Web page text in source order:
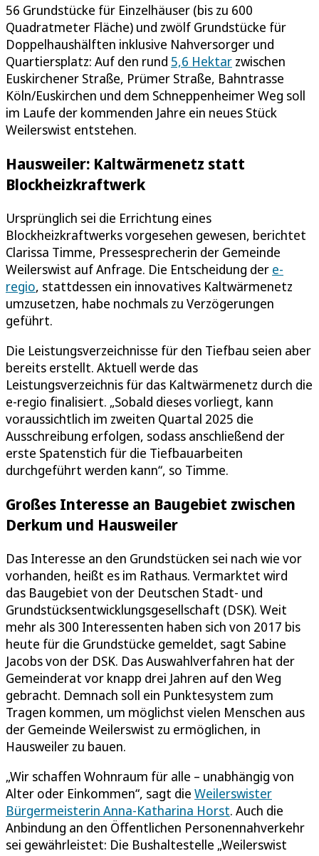
56 Grundstücke für Einzelhäuser (bis zu 600
Quadratmeter Fläche) und zwölf Grundstücke für
Doppelhaushälften inklusive Nahversorger und
Quartiersplatz: Auf den rund 5,6 Hektar zwischen
Euskirchener Straße, Prümer Straße, Bahntrasse
Köln/Euskirchen und dem Schneppenheimer Weg soll
im Laufe der kommenden Jahre ein neues Stück
Weilerswist entstehen.
Hausweiler: Kaltwärmenetz statt
Blockheizkraftwerk
Ursprünglich sei die Errichtung eines
Blockheizkraftwerks vorgesehen gewesen, berichtet
Clarissa Timme, Pressesprecherin der Gemeinde
Weilerswist auf Anfrage. Die Entscheidung der e-
regio, stattdessen ein innovatives Kaltwärmenetz
umzusetzen, habe nochmals zu Verzögerungen
geführt.
Die Leistungsverzeichnisse für den Tiefbau seien aber
bereits erstellt. Aktuell werde das
Leistungsverzeichnis für das Kaltwärmenetz durch die
e-regio finalisiert. „Sobald dieses vorliegt, kann
voraussichtlich im zweiten Quartal 2025 die
Ausschreibung erfolgen, sodass anschließend der
erste Spatenstich für die Tiefbauarbeiten
durchgeführt werden kann“, so Timme.
Großes Interesse an Baugebiet zwischen
Derkum und Hausweiler
Das Interesse an den Grundstücken sei nach wie vor
vorhanden, heißt es im Rathaus. Vermarktet wird
das Baugebiet von der Deutschen Stadt- und
Grundstücksentwicklungsgesellschaft (DSK). Weit
mehr als 300 Interessenten haben sich von 2017 bis
heute für die Grundstücke gemeldet, sagt Sabine
Jacobs von der DSK. Das Auswahlverfahren hat der
Gemeinderat vor knapp drei Jahren auf den Weg
gebracht. Demnach soll ein Punktesystem zum
Tragen kommen, um möglichst vielen Menschen aus
der Gemeinde Weilerswist zu ermöglichen, in
Hausweiler zu bauen.
„Wir schaffen Wohnraum für alle – unabhängig von
Alter oder Einkommen“, sagt die Weilerswister
Bürgermeisterin Anna-Katharina Horst. Auch die
Anbindung an den Öffentlichen Personennahverkehr
sei gewährleistet: Die Bushaltestelle „Weilerswist